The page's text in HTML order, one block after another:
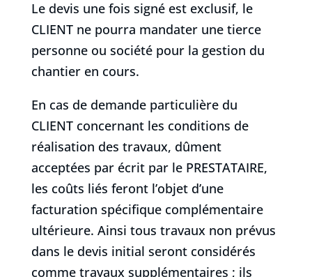
Le devis une fois signé est exclusif, le
CLIENT ne pourra mandater une tierce
personne ou société pour la gestion du
chantier en cours.
En cas de demande particulière du
CLIENT concernant les conditions de
réalisation des travaux, dûment
acceptées par écrit par le PRESTATAIRE,
les coûts liés feront l’objet d’une
facturation spécifique complémentaire
ultérieure. Ainsi tous travaux non prévus
dans le devis initial seront considérés
comme travaux supplémentaires ; ils